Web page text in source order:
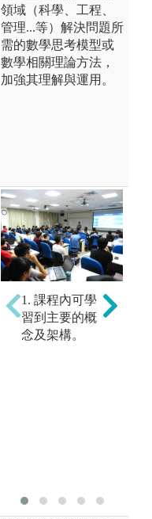
領域（科學、工程、
管理...等）解決問題所
需的數學思考模型或
數學相關理論方法，
加強其理解與運用。
「眼到」指的
詞的定義與相
關例題、圖示
的說明。
1. 課程內可學
習到主要的概
念及架構。